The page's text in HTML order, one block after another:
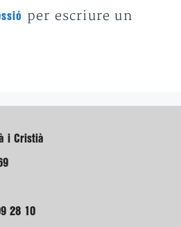
per escriure un
i Cristià
28 10